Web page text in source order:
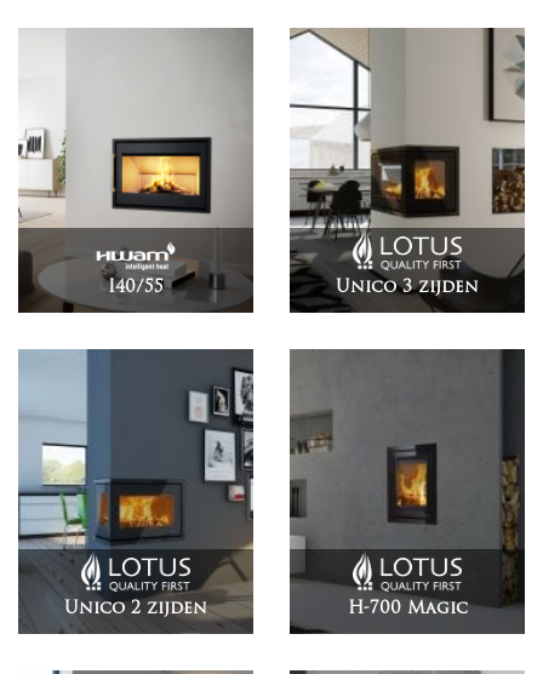
I40/55 Unico 3 zijden
Unico 2 zijden H-700 Magic